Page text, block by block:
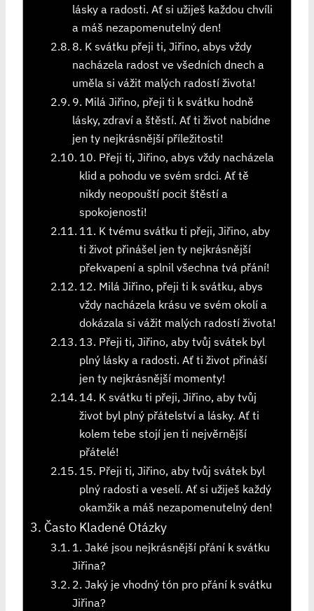
lásky a radosti. Ať si užiješ každou chvíli
a máš nezapomenutelný den!
8. K svátku přeji ti, Jiřino, abys vždy
nacházela radost ve všedních dnech a
uměla si vážit malých radostí života!
9. Milá Jiřino, přeji ti k svátku hodně
lásky, zdraví a štěstí. Ať ti život nabídne
jen ty nejkrásnější příležitosti!
10. Přeji ti, Jiřino, abys vždy nacházela
klid a pohodu ve svém srdci. Ať tě
nikdy neopouští pocit štěstí a
spokojenosti!
11. K tvému svátku ti přeji, Jiřino, aby
ti život přinášel jen ty nejkrásnější
překvapení a splnil všechna tvá přání!
12. Milá Jiřino, přeji ti k svátku, abys
vždy nacházela krásu ve svém okolí a
dokázala si vážit malých radostí života!
13. Přeji ti, Jiřino, aby tvůj svátek byl
plný lásky a radosti. Ať ti život přináší
jen ty nejkrásnější momenty!
14. K svátku ti přeji, Jiřino, aby tvůj
život byl plný přátelství a lásky. Ať ti
kolem tebe stojí jen ti nejvěrnější
přátelé!
15. Přeji ti, Jiřino, aby tvůj svátek byl
plný radosti a veselí. Ať si užiješ každý
okamžik a máš nezapomenutelný den!
Často Kladené Otázky
1. Jaké jsou nejkrásnější přání k svátku
Jiřina?
2. Jaký je vhodný tón pro přání k svátku
Jiřina?